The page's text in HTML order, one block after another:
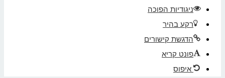
ניגודיות הפוכה
רקע בהיר
הדגשת קישורים
פונט קריא
איפוס